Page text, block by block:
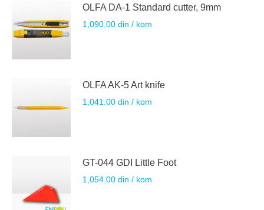
OLFA DA-1 Standard cutter, 9mm
1,090.00 din / kom
OLFA AK-5 Art knife
1,041.00 din / kom
GT-044 GDI Little Foot
1,054.00 din / kom